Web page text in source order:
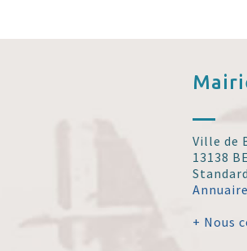
Ville de
13138
+ Nous